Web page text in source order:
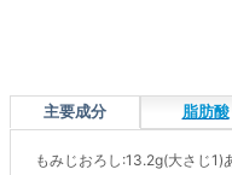
主要成分 脂肪酸
もみじおろし:13.2g(大さじ1)